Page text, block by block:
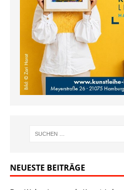
NEUESTE BEITRÄGE